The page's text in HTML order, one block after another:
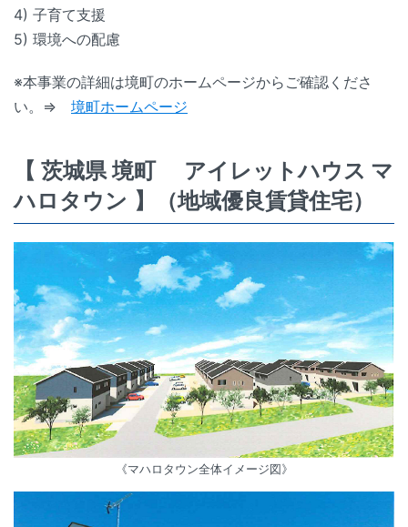
4) 子育て支援
5) 環境への配慮
※本事業の詳細は境町のホームページからご確認くださ
い。⇒ 境町ホームページ
【 茨城県 境町
アイレットハウス マ
ハロタウン 】（地域優良賃貸住宅）
《マハロタウン全体イメージ図》